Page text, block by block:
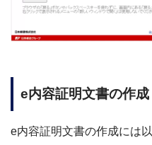
e内容証明文書の作成
e内容証明文書の作成には